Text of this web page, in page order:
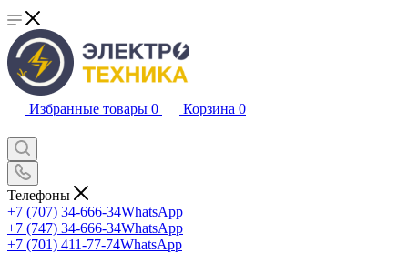
Избранные товары 0 Корзина 0
Телефоны
+7 (707) 34-666-34WhatsApp
+7 (747) 34-666-34WhatsApp
+7 (701) 411-77-74WhatsApp